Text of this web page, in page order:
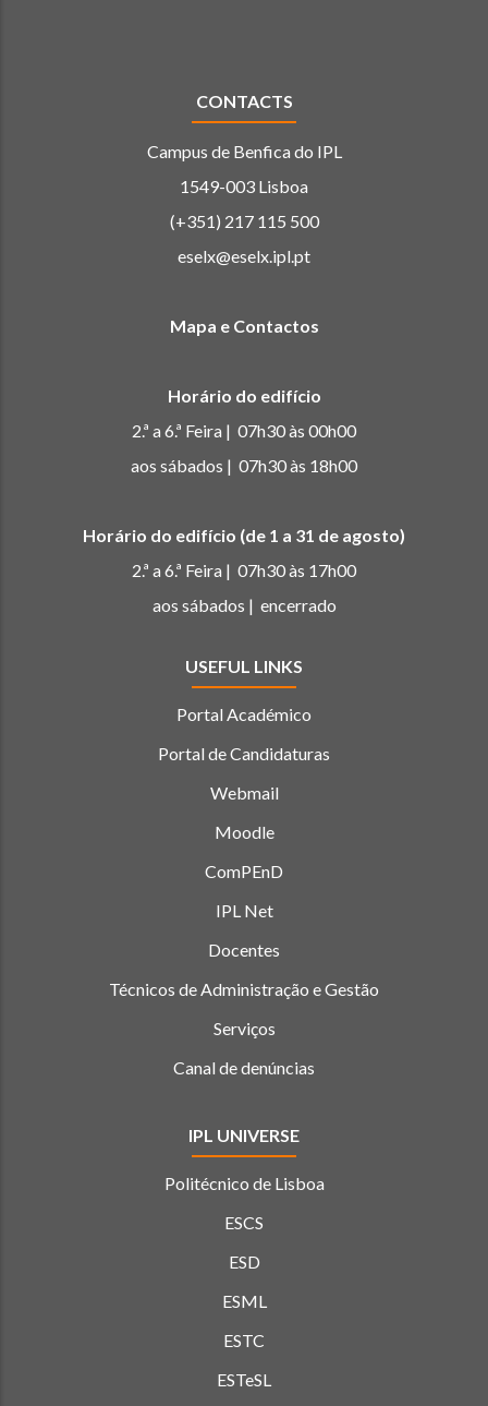
CONTACTS
Campus de Benfica do IPL
1549-003 Lisboa
(+351) 217 115 500
eselx@eselx.ipl.pt
Mapa e Contactos
Horário do edifício
2.ª a 6.ª Feira | 07h30 às 00h00
aos sábados | 07h30 às 18h00
Horário do edifício (de 1 a 31 de agosto)
2.ª a 6.ª Feira | 07h30 às 17h00
aos sábados | encerrado
USEFUL LINKS
Portal Académico
Portal de Candidaturas
Webmail
Moodle
ComPEnD
IPL Net
Docentes
Técnicos de Administração e Gestão
Serviços
Canal de denúncias
IPL UNIVERSE
Politécnico de Lisboa
ESCS
ESD
ESML
ESTC
ESTeSL